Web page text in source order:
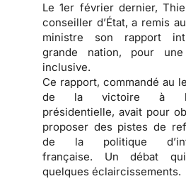
Le 1er février dernier,
conseiller d’État, a remis
ministre son rapport
grande nation, pour
inclusive.
Ce rapport, commandé au
de la victoire à
présidentielle, avait pour
proposer des pistes de
de la politique
française. Un débat
quelques éclaircissements.